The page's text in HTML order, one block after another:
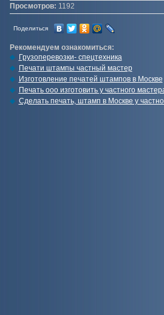
Просмотров: 1192
Поделиться
Рекомендуем ознакомиться:
Грузоперевозки- спецтехника
Печати штампы частный мастер
Изготовление печатей штампов в Москве
Печать ооо изготовить у частного
Сделать печать, штамп в Москве у